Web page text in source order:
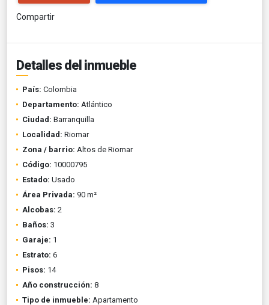
Compartir
Detalles del inmueble
País: Colombia
Departamento: Atlántico
Ciudad: Barranquilla
Localidad: Riomar
Zona / barrio: Altos de Riomar
Código: 10000795
Estado: Usado
Área Privada: 90 m²
Alcobas: 2
Baños: 3
Garaje: 1
Estrato: 6
Pisos: 14
Año construcción: 8
Tipo de inmueble: Apartamento